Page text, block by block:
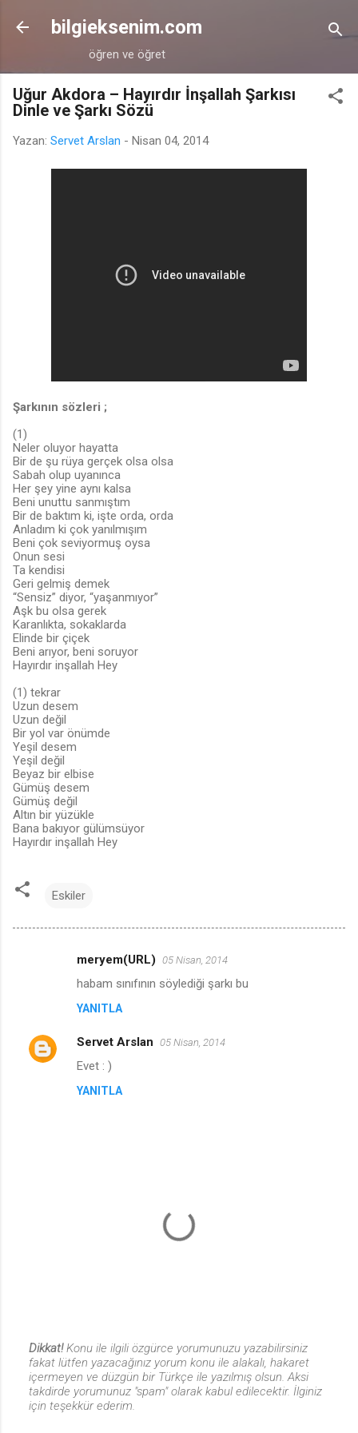
Ana içeriğe atla
bilgieksenim.com
öğren ve öğret
Uğur Akdora – Hayırdır İnşallah Şarkısı
Dinle ve Şarkı Sözü
Yazan: Servet Arslan - Nisan 04, 2014
Şarkının sözleri ;
(1)
Neler oluyor hayatta
Bir de şu rüya gerçek olsa olsa
Sabah olup uyanınca
Her şey yine aynı kalsa
Beni unuttu sanmıştım
Bir de baktım ki, işte orda, orda
Anladım ki çok yanılmışım
Beni çok seviyormuş oysa
Onun sesi
Ta kendisi
Geri gelmiş demek
“Sensiz” diyor, “yaşanmıyor”
Aşk bu olsa gerek
Karanlıkta, sokaklarda
Elinde bir çiçek
Beni arıyor, beni soruyor
Hayırdır inşallah Hey
(1) tekrar
Uzun desem
Uzun değil
Bir yol var önümde
Yeşil desem
Yeşil değil
Beyaz bir elbise
Gümüş desem
Gümüş değil
Altın bir yüzükle
Bana bakıyor gülümsüyor
Hayırdır inşallah Hey
Eskiler
u
m
meryem(URL) 05 Nisan, 2014
habam sınıfının söylediği şarkı bu
YANITLA
Servet Arslan 05 Nisan, 2014
Evet : )
YANITLA
Y
o
r
u
Dikkat!Konu ile ilgili özgürce yorumunuzu yazabilirsiniz
fakat lütfen yazacağınız yorum konu ile alakalı, hakaret
içermeyen ve düzgün bir Türkçe ile yazılmış olsun. Aksi
takdirde yorumunuz "spam" olarak kabul edilecektir. İlginiz
için teşekkür ederim.